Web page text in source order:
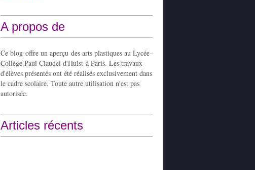
A propos de
Ce blog offre un aperçu des arts plastiques au Lycée-
Collège Paul Claudel d'Hulst à Paris. Les travaux
d'élèves présentés ont été réalisés exclusivement dans
le cadre scolaire. Toute autre utilisation n'est pas
autorisée.
Articles récents